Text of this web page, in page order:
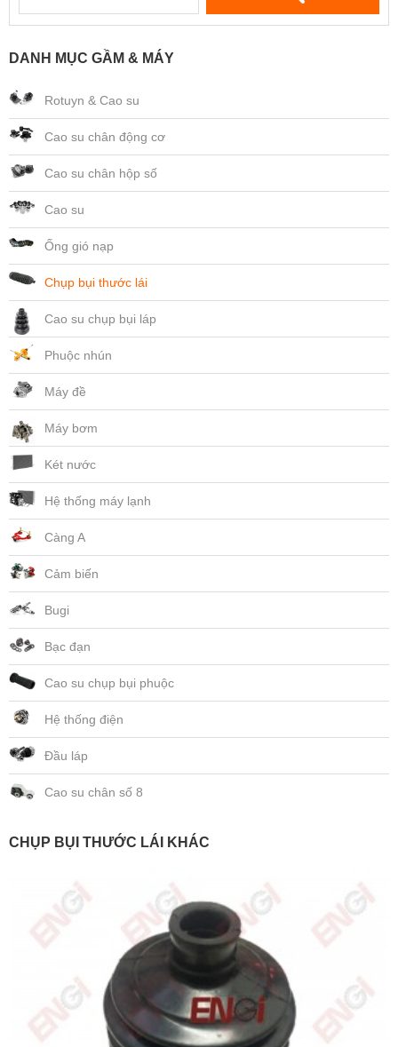
DANH MỤC GẦM & MÁY
Rotuyn & Cao su
Cao su chân động cơ
Cao su chân hộp số
Cao su
Ống gió nạp
Chụp bụi thước lái
Cao su chụp bụi láp
Phuộc nhún
Máy đề
Máy bơm
Két nước
Hệ thống máy lạnh
Càng A
Cảm biến
Bugi
Bạc đạn
Cao su chụp bụi phuộc
Hệ thống điện
Đầu láp
Cao su chân số 8
CHỤP BỤI THƯỚC LÁI KHÁC